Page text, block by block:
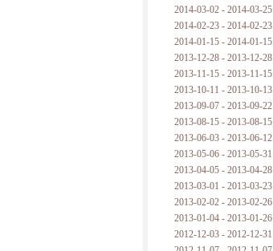
2014-03-02 - 2014-03-25
2014-02-23 - 2014-02-23
2014-01-15 - 2014-01-15
2013-12-28 - 2013-12-28
2013-11-15 - 2013-11-15
2013-10-11 - 2013-10-13
2013-09-07 - 2013-09-22
2013-08-15 - 2013-08-15
2013-06-03 - 2013-06-12
2013-05-06 - 2013-05-31
2013-04-05 - 2013-04-28
2013-03-01 - 2013-03-23
2013-02-02 - 2013-02-26
2013-01-04 - 2013-01-26
2012-12-03 - 2012-12-31